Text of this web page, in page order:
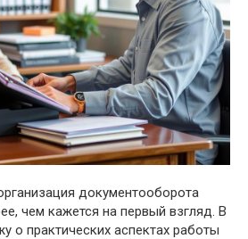
документооборота
чем кажется на первый взгляд. В
о практических аспектах работы